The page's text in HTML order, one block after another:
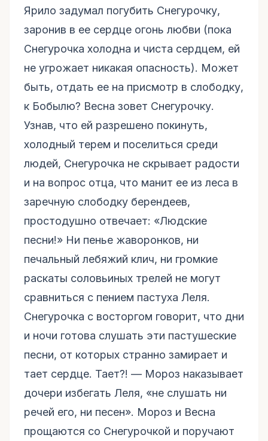
Ярило задумал погубить Снегурочку,
заронив в ее сердце огонь любви (пока
Снегурочка холодна и чиста сердцем, ей
не угрожает никакая опасность). Может
быть, отдать ее на присмотр в слободку,
к Бобылю? Весна зовет Снегурочку.
Узнав, что ей разрешено покинуть,
холодный терем и поселиться среди
людей, Снегурочка не скрывает радости
и на вопрос отца, что манит ее из леса в
заречную слободку берендеев,
простодушно отвечает: «Людские
песни!» Ни пенье жаворонков, ни
печальный лебяжий клич, ни громкие
раскаты соловьиных трелей не могут
сравниться с пением пастуха Леля.
Снегурочка с восторгом говорит, что дни
и ночи готова слушать эти пастушеские
песни, от которых странно замирает и
тает сердце. Тает?! — Мороз наказывает
дочери избегать Леля, «не слушать ни
речей его, ни песен». Мороз и Весна
прощаются со Снегурочкой и поручают